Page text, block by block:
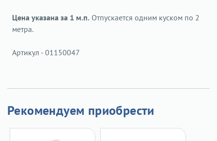
Цена указана за 1 м.п. Отпускается одним куском по 2
метра.
Артикул - 01150047
Рекомендуем приобрести